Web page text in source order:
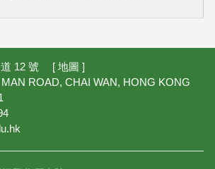
道 12 號 [ 地圖]
ROAD, CHAI WAN, HONG KONG